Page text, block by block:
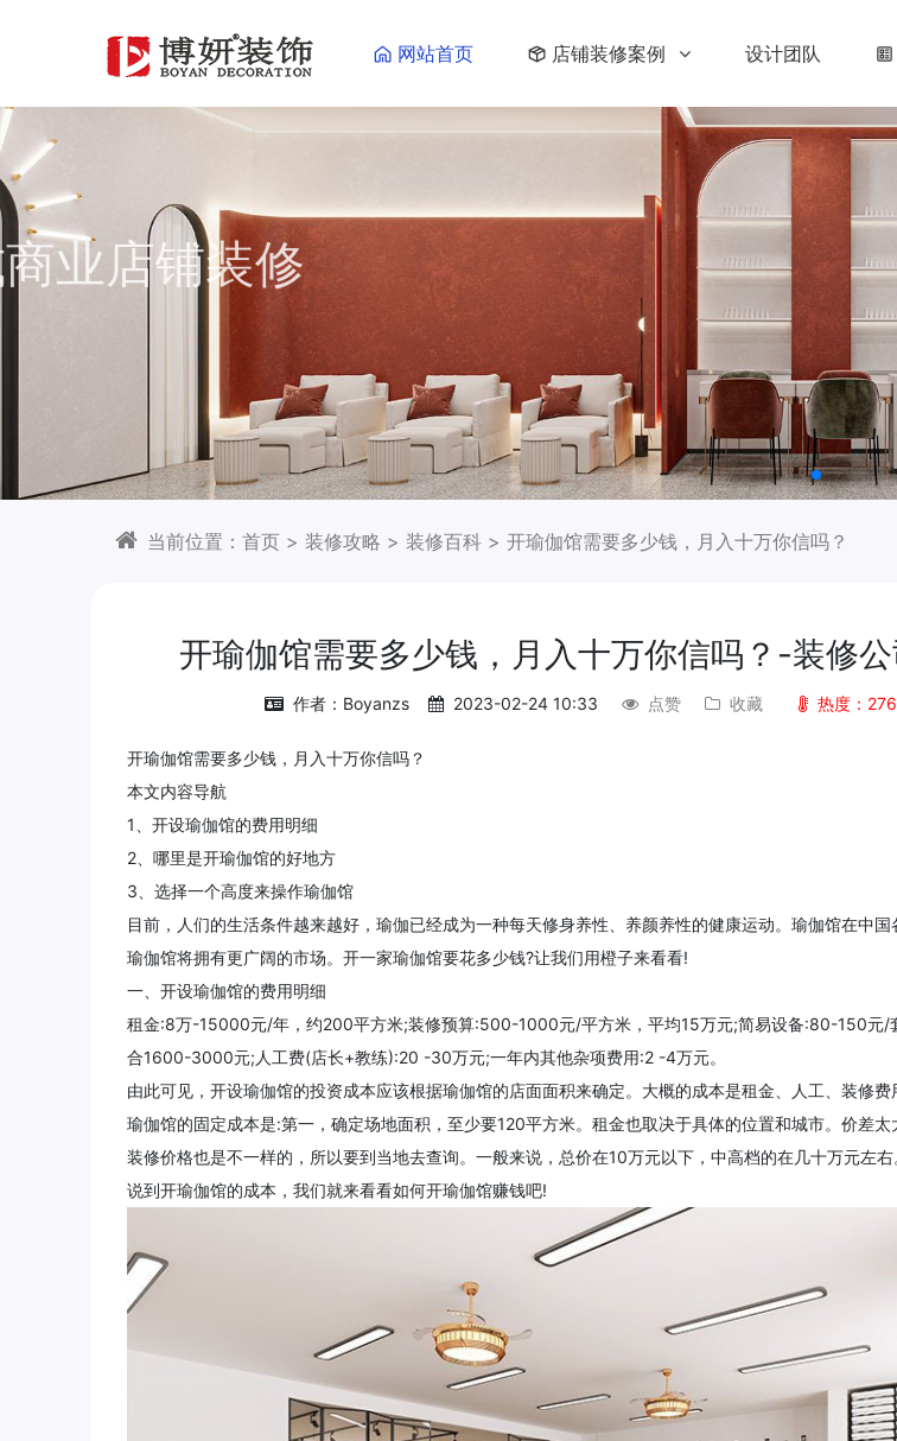
网站首页 店铺装修案例 设计团队
一站式商业店铺装修
海量效果图供您参考
了解更多
当前位置： 首页 > 装修攻略 > 装修百科 > 开瑜伽馆需要多少钱，月入十万你信吗？
开瑜伽馆需要多少钱，月入十万你信吗？-装修
作者：Boyanzs 2023-02-24 10:33 点赞 收藏 热度：
开瑜伽馆需要多少钱，月入十万你信吗？
本文内容导航
1、开设瑜伽馆的费用明细
2、哪里是开瑜伽馆的好地方
3、选择一个高度来操作瑜伽馆
目前，人们的生活条件越来越好，瑜伽已经成为一种每天修身养性、养颜养性的健康运动。瑜伽馆在中
瑜伽馆将拥有更广阔的市场。开一家瑜伽馆要花多少钱?让我们用橙子来看看!
一、开设瑜伽馆的费用明细
租金:8万-15000元/年，约200平方米;装修预算:500-1000元/平方米，平均15万元;简易设备:80-150元/
合1600-3000元;人工费(店长+教练):20 -30万元;一年内其他杂项费用:2 -4万元。
由此可见，开设瑜伽馆的投资成本应该根据瑜伽馆的店面面积来确定。大概的成本是租金、人工、装修
瑜伽馆的固定成本是:第一，确定场地面积，至少要120平方米。租金也取决于具体的位置和城市。价差太
装修价格也是不一样的，所以要到当地去查询。一般来说，总价在10万元以下，中高档的在几十万元左右
说到开瑜伽馆的成本，我们就来看看如何开瑜伽馆赚钱吧!